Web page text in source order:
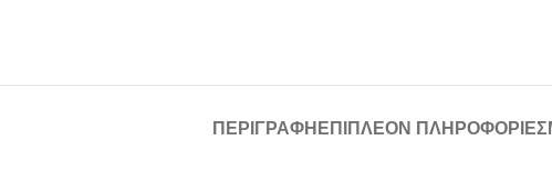
ΠΕΡΙΓΡΑΦΉ ΕΠΙΠΛΈΟΝ ΠΛΗΡΟΦΟΡΊΕΣ